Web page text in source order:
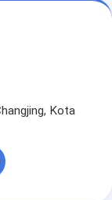
Kota